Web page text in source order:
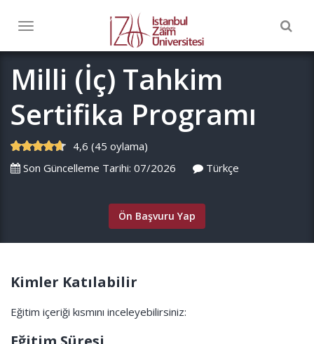
Toggle
Milli (İç) Tahkim
Sertifika Programı
4,6 (45 oylama)
Son Güncelleme Tarihi: 07/2026
Türkçe
Ön Başvuru Yap
Kimler Katılabilir
Eğitim içeriği kısmını inceleyebilirsiniz: